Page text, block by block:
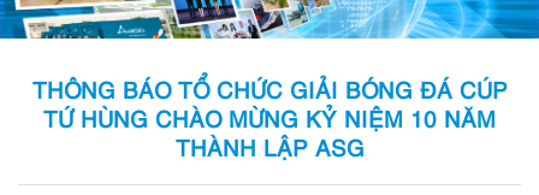
THÔNG BÁO TỔ CHỨC GIẢI BÓNG ĐÁ CÚP
TỨ HÙNG CHÀO MỪNG KỶ NIỆM 10 NĂM
THÀNH LẬP ASG